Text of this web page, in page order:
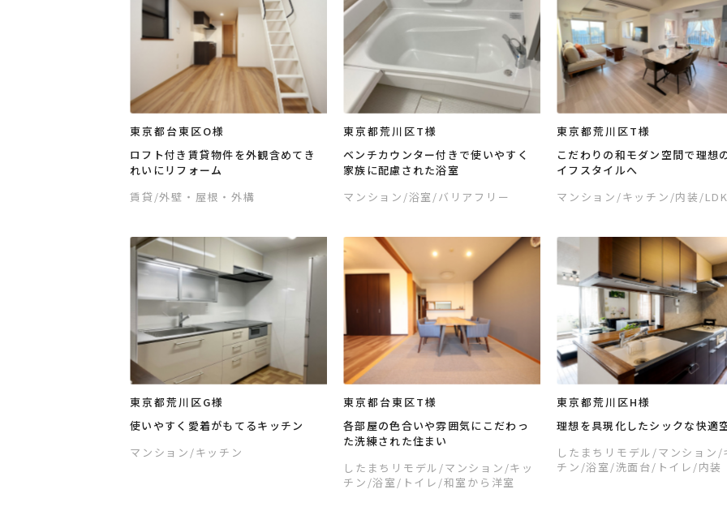
東京都台東区O様
ロフト付き賃貸物件を外観含めてき
れいにリフォーム
賃貸/外壁・屋根・外構
東京都荒川区T様
ベンチカウンター付きで使いやすく
家族に配慮された浴室
マンション /浴室 /バリアフリー
東京都荒川区T様
こだわりの和モダン空間で理想
イフスタイルへ
マンション /キッチン /内装 /
東京都荒川区G様
使いやすく愛着がもてるキッチン
マンション /キッチン
東京都台東区T様
各部屋の色合いや雰囲気にこだわっ
た洗練された住まい
したまちリモデル /マンション /キッ
チン /浴室 /トイレ /和室から洋室
東京都荒川区H様
理想を具現化したシックな快適
したまちリモデル /マンション /
チン /浴室 /洗面台/トイレ /内装